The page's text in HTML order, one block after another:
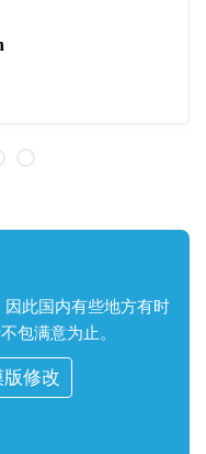
此国内有些地方有时
包满意为止。
版修改